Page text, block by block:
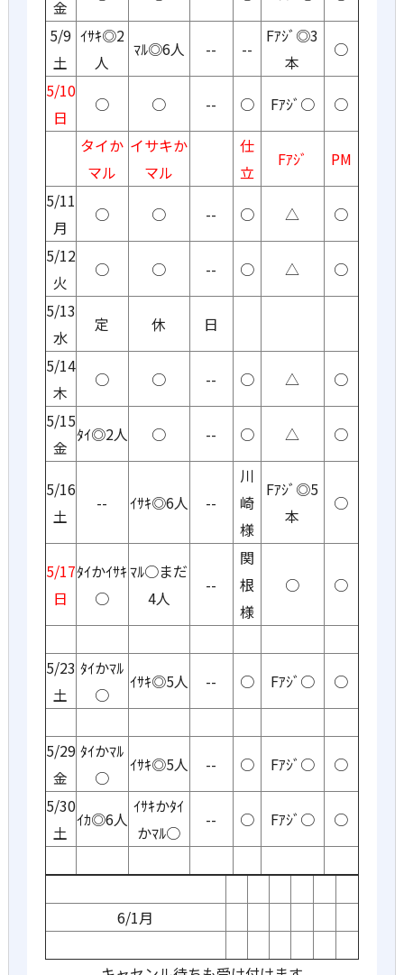
金
5/9
土
ｲｻｷ◎2
人
ﾏﾙ◎6人 -- --
Fｱｼﾞ◎3
本
○
5/10
日
○ ○ -- ○ Fｱｼﾞ○
○
タイか
マル
イサキか
マル
仕
立
Fｱｼﾞ
PM
5/11
月
○ ○ -- ○ △
○
5/12
火
○ ○ -- ○ △
○
5/13
水
定 休
日
5/14
木
○ ○ -- ○ △
○
5/15
金
ﾀｲ◎2人 ○ -- ○ △ ○
5/16
土
-- ｲｻｷ◎6人 --
川
崎
様
Fｱｼﾞ◎5
本
○
5/17
日
ﾀｲかｲｻｷ
○
ﾏﾙ○まだ
4人
--
関
根
様
○ ○
5/23
土
ﾀｲかﾏﾙ
○
ｲｻｷ◎5人 -- ○ Fｱｼﾞ○ ○
5/29
金
ﾀｲかﾏﾙ
○
ｲｻｷ◎5人 -- ○ Fｱｼﾞ○
○
5/30
土
ｲｶ◎6人
ｲｻｷかﾀｲ
かﾏﾙ○
-- ○ Fｱｼﾞ○ ○
6/1月